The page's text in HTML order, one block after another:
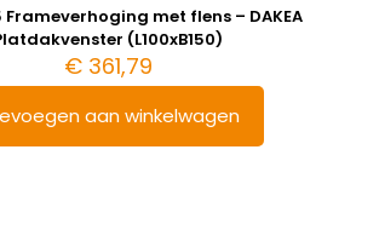
Frameverhoging met flens – DAKEA
(L100xB150)
€361,79
aan winkelwagen